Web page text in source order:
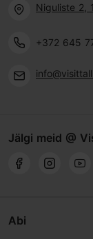
Niguliste 2,
+372 645
Jälgi meid @
Abi